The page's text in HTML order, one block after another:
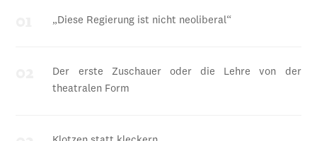
„Diese Regierung ist nicht neoliberal“
Der erste Zuschauer oder die Lehre von der
theatralen Form